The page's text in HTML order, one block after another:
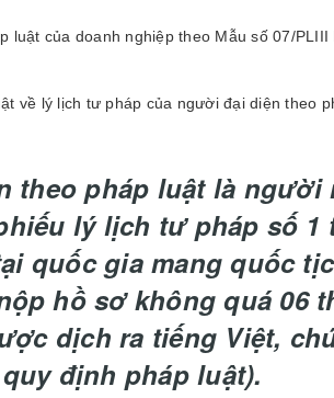
luật của doanh nghiệp theo Mẫu số 07/
về lý lịch tư pháp của người đại diện theo
theo pháp luật là
lý lịch tư pháp số 1
quốc gia mang quốc
hồ sơ không quá 06
dịch ra tiếng Việt,
định pháp luật).